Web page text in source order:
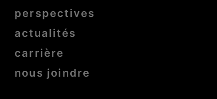
perspectives
actualités
carrière
nous joindre